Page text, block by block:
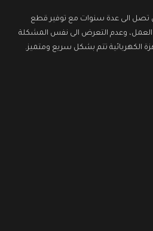
تصل الى عدة سنوات مع توفير قطع
العمل، وعدم التعرض الى نفس المشكلة
الكهربائية تتم بشكل سريع ومتميز.